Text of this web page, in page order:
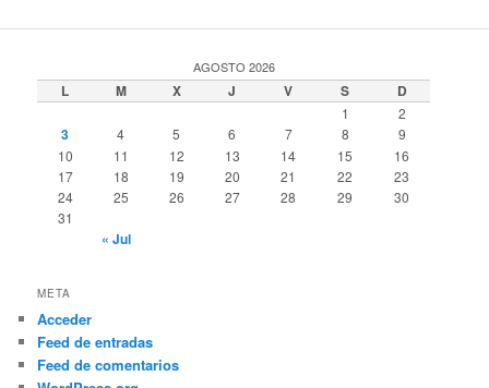
AGOSTO 2026
L M X J V S D
1 2
3 4 5 6 7 8
9
10
11 12 13 14 15
16
17
18 19 20 21 22
23
24
25 26 27 28 29
30
31
« Jul
META
Acceder
Feed de entradas
Feed de comentarios